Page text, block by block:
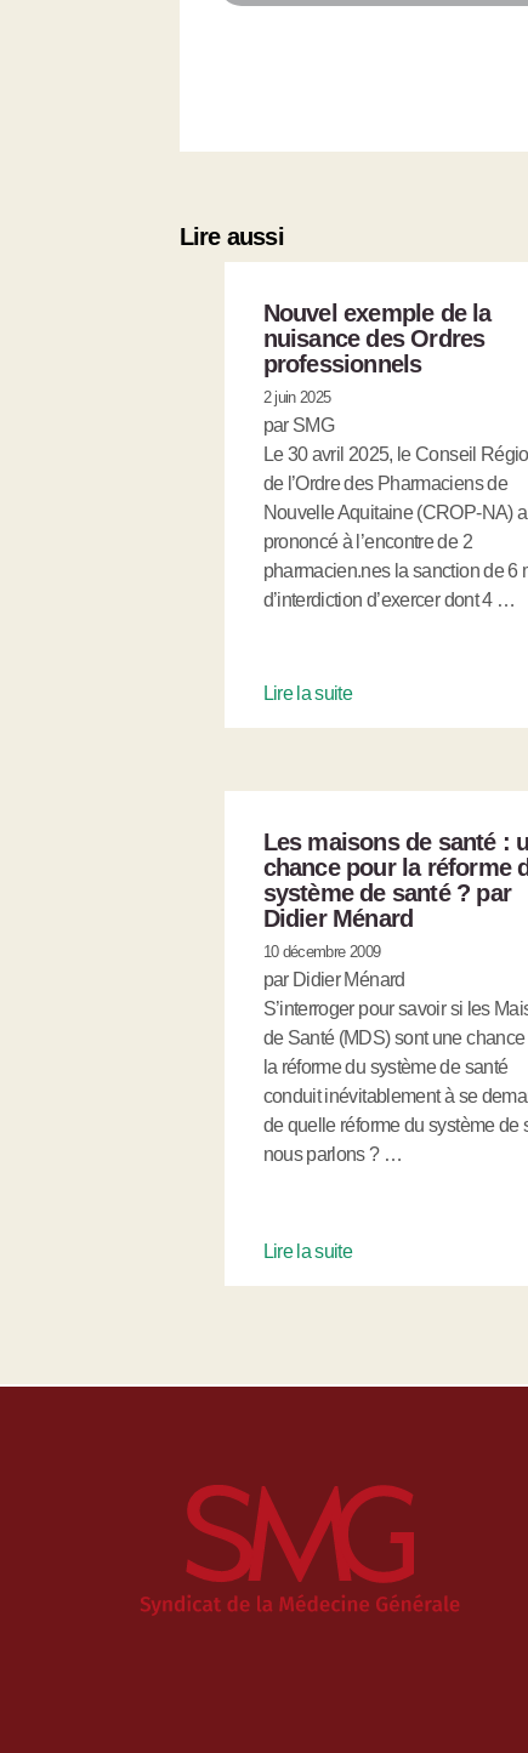
Lire aussi
Nouvel exemple de la
nuisance des Ordres
professionnels
2 juin 2025
par SMG
Le 30 avril 2025, le Conseil
de l’Ordre des Pharmaciens de
Nouvelle Aquitaine (CROP-NA) a
prononcé à l’encontre de 2
pharmacien.nes la sanction de 6
d’interdiction d’exercer dont 4 …
Lire la suite
Les maisons de santé :
chance pour la réforme
système de santé ? par
Didier Ménard
10 décembre 2009
par Didier Ménard
S’interroger pour savoir si les
de Santé (MDS) sont une
la réforme du système de santé
conduit inévitablement à se
de quelle réforme du système de
nous parlons ? …
Lire la suite